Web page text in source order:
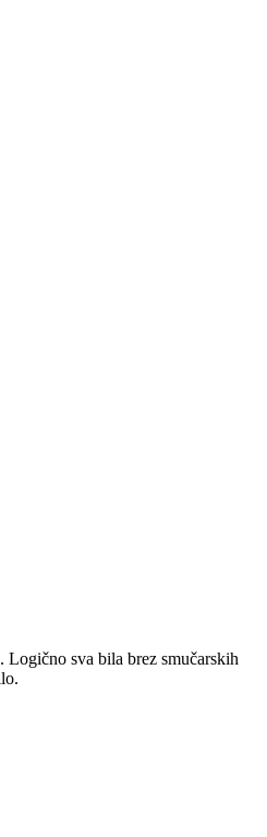
sva bila brez smučarskih